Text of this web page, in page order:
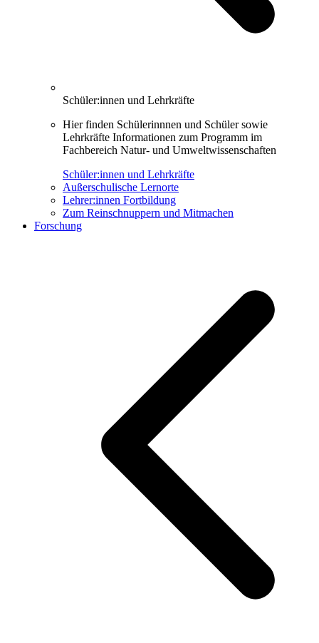
Schüler:innen und Lehrkräfte
Hier finden Schülerinnnen und Schüler sowie
Lehrkräfte Informationen zum Programm im
Fachbereich Natur- und Umweltwissenschaften
Schüler:innen und Lehrkräfte
Außerschulische Lernorte
Lehrer:innen Fortbildung
Zum Reinschnuppern und Mitmachen
Forschung